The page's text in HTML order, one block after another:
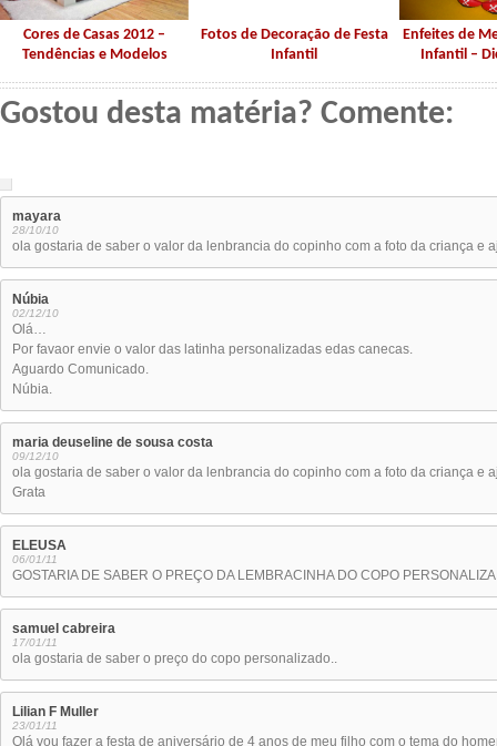
Cores de Casas 2012 –
Tendências e Modelos
Fotos de Decoração de Festa
Infantil
Enfeites de
Infantil –
Gostou desta matéria? Comente:
mayara
28/10/10
ola gostaria de saber o valor da lenbrancia do copinho com a foto da criança e
Núbia
02/12/10
Olá…
Por favaor envie o valor das latinha personalizadas edas canecas.
Aguardo Comunicado.
Núbia.
maria deuseline de sousa costa
09/12/10
ola gostaria de saber o valor da lenbrancia do copinho com a foto da criança e
Grata
ELEUSA
06/01/11
GOSTARIA DE SABER O PREÇO DA LEMBRACINHA DO COPO
samuel cabreira
17/01/11
ola gostaria de saber o preço do copo personalizado..
Lilian F Muller
23/01/11
Olá vou fazer a festa de aniversário de 4 anos de meu filho com o tema do